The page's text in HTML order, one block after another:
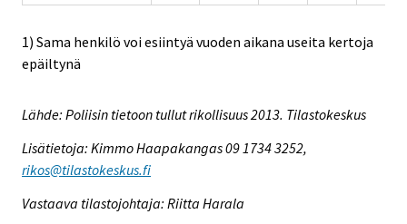
1) Sama henkilö voi esiintyä vuoden aikana useita kertoja
epäiltynä
Lähde: Poliisin tietoon tullut rikollisuus 2013. Tilastokeskus
Lisätietoja: Kimmo Haapakangas 09 1734 3252,
rikos@tilastokeskus.fi
Vastaava tilastojohtaja: Riitta Harala